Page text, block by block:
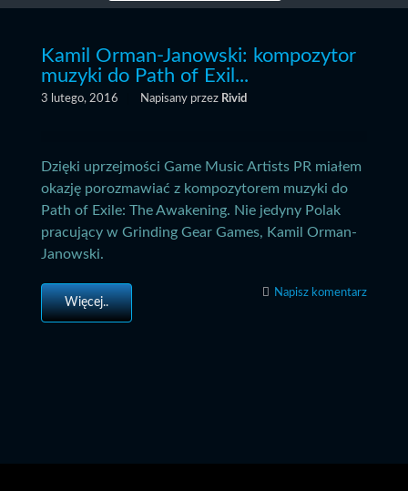
Kamil Orman-Janowski: kompozytor
muzyki do Path of Exil...
3 lutego, 2016 Napisany przez Rivid
Dzięki uprzejmości Game Music Artists PR miałem
okazję porozmawiać z kompozytorem muzyki do
Path of Exile: The Awakening. Nie jedyny Polak
pracujący w Grinding Gear Games, Kamil Orman-
Janowski.
Więcej..
Napisz komentarz